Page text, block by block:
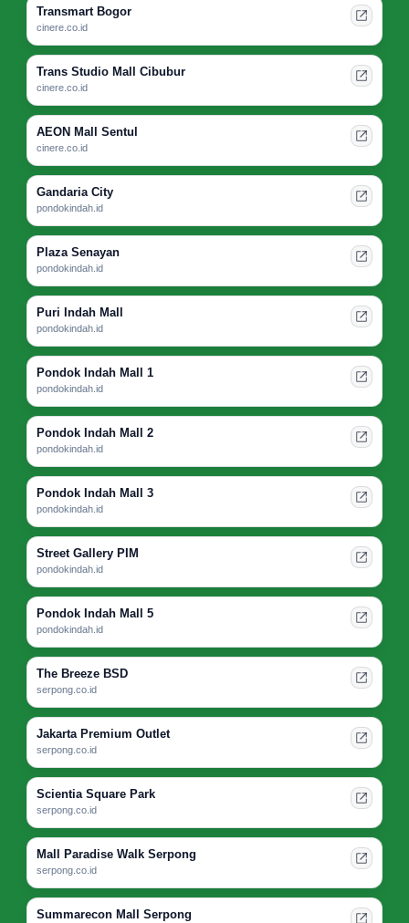
Transmart Bogor
cinere.co.id
Trans Studio Mall Cibubur
cinere.co.id
AEON Mall Sentul
cinere.co.id
Gandaria City
pondokindah.id
Plaza Senayan
pondokindah.id
Puri Indah Mall
pondokindah.id
Pondok Indah Mall 1
pondokindah.id
Pondok Indah Mall 2
pondokindah.id
Pondok Indah Mall 3
pondokindah.id
Street Gallery PIM
pondokindah.id
Pondok Indah Mall 5
pondokindah.id
The Breeze BSD
serpong.co.id
Jakarta Premium Outlet
serpong.co.id
Scientia Square Park
serpong.co.id
Mall Paradise Walk Serpong
serpong.co.id
Summarecon Mall Serpong